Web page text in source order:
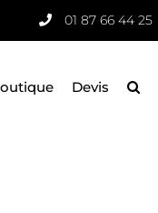
01 87 66 44 25
Devis